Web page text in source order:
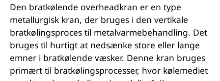
Den bratkølende overheadkran er en type
metallurgisk kran, der bruges i den vertikale
bratkølingsproces til metalvarmebehandling. Det
bruges til hurtigt at nedsænke store eller lange
emner i bratkølende væsker. Denne kran bruges
primært til bratkølingsprocesser, hvor kølemediet